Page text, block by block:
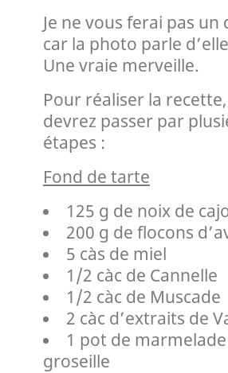
Je ne vous ferai pas un
car la photo parle
Une vraie merveille.
Pour réaliser la
devrez passer par
étapes :
Fond de tarte
125 g de noix de
200 g de flocons
5 càs de miel
1/2 càc de Cannelle
1/2 càc de Muscade
2 càc d’extraits de
1 pot de
groseille